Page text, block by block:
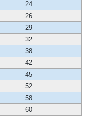
24
26
29
32
38
42
45
52
58
60